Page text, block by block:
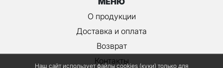
О продукции
Доставка и оплата
Возврат
Контакты
Наш сайт использует файлы cookies (куки) только для